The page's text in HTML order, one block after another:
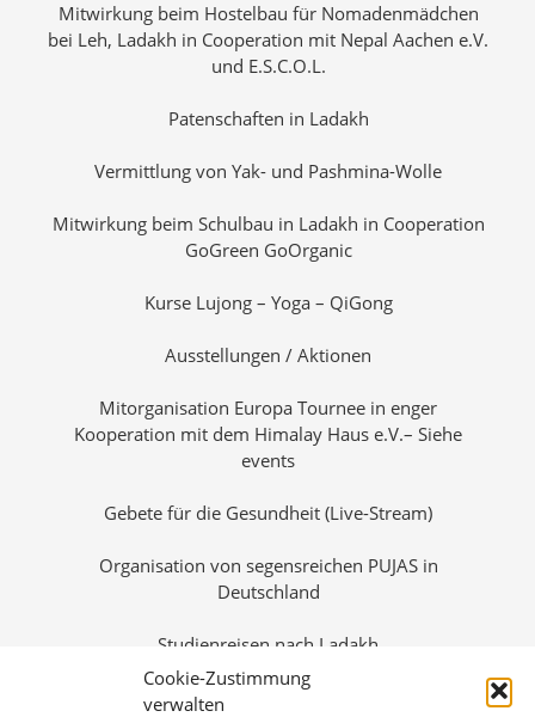
Cookie-Zustimmung
verwalten
Mitwirkung beim Hostelbau für Nomadenmädchen
bei Leh, Ladakh in Cooperation mit Nepal Aachen e.V.
und E.S.C.O.L.
Patenschaften in Ladakh
Vermittlung von Yak- und Pashmina-Wolle
Mitwirkung beim Schulbau in Ladakh in Cooperation
GoGreen GoOrganic
Kurse Lujong – Yoga – QiGong
Ausstellungen / Aktionen
Mitorganisation Europa Tournee in enger
Kooperation mit dem Himalay Haus e.V.– Siehe
events
Gebete für die Gesundheit (Live-Stream)
Organisation von segensreichen PUJAS in
Deutschland
Studienreisen nach Ladakh
Mitwirkung beim Weltkongress der